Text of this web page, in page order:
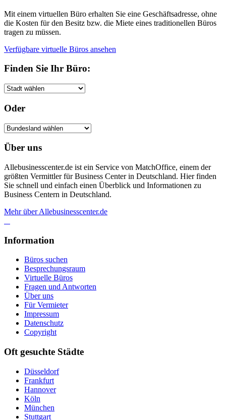
Mit einem virtuellen Büro erhalten Sie eine Geschäftsadresse, ohne
die Kosten für den Besitz bzw. die Miete eines traditionellen Büros
tragen zu müssen.
Verfügbare virtuelle Büros ansehen
Finden Sie Ihr Büro:
Oder
Über uns
Allebusinesscenter.de ist ein Service von MatchOffice, einem der
größten Vermittler für Business Center in Deutschland. Hier finden
Sie schnell und einfach einen Überblick und Informationen zu
Business Centern in Deutschland.
Mehr über Allebusinesscenter.de
Information
Büros suchen
Besprechungsraum
Virtuelle Büros
Fragen und Antworten
Über uns
Für Vermieter
Impressum
Datenschutz
Copyright
Oft gesuchte Städte
Düsseldorf
Frankfurt
Hannover
Köln
München
Stuttgart